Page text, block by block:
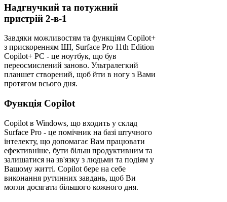
Надгнучкий та потужний
пристрій 2-в-1
Завдяки можливостям та функціям Copilot+
з прискоренням ШІ, Surface Pro 11th Edition
Copilot+ PC - це ноутбук, що був
переосмислений заново. Ультралегкий
планшет створений, щоб йти в ногу з Вами
протягом всього дня.
Функція Copilot
Copilot в Windows, що входить у склад
Surface Pro - це помічник на базі штучного
інтелекту, що допомагає Вам працювати
ефективніше, бути більш продуктивним та
залишатися на зв'язку з людьми та подіям у
Вашому житті. Copilot бере на себе
виконання рутинних завдань, щоб Ви
могли досягати більшого кожного дня.